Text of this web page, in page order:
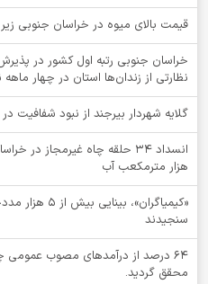
قیمت بالای میوه در خراسان جنوبی زیر
نظارتی از زندان‌ها استان در چهار ماهه
گلایه شهردار بیرجند از نبود شفافیت
هزار مترمکعب آب
سنجیدند
64 درصد از درآمدهای مصوب عمومی
محقق گردید.